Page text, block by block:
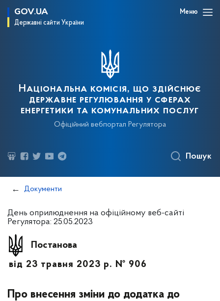
GOV.UA
Державні сайти України
Меню
Національна комісія, що здійснює
державне регулювання у сферах
енергетики та комунальних послуг
Офіційний вебпортал Регулятора
Пошук
Документи
День оприлюднення на офіційному веб-сайті
Регулятора: 25.05.2023
Постанова
від 23 травня 2023 р. № 906
Про внесення зміни до додатка до